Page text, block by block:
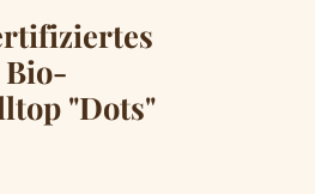
Bio-
"Dots"